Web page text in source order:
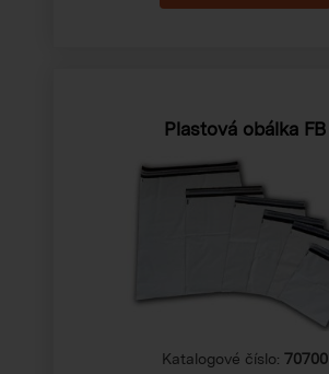
Plastová obálka FB
Katalogové číslo: 70700